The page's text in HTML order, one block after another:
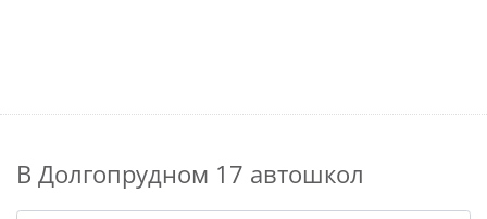
В Долгопрудном 17 автошкол